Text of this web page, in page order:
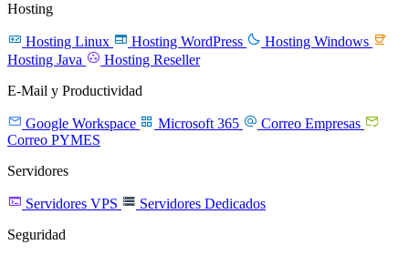
Hosting
 Hosting Linux  Hosting WordPress  Hosting Windows 
Hosting Java  Hosting Reseller
E-Mail y Productividad
 Google Workspace  Microsoft 365  Correo Empresas 
Correo PYMES
Servidores
 Servidores VPS  Servidores Dedicados
Seguridad